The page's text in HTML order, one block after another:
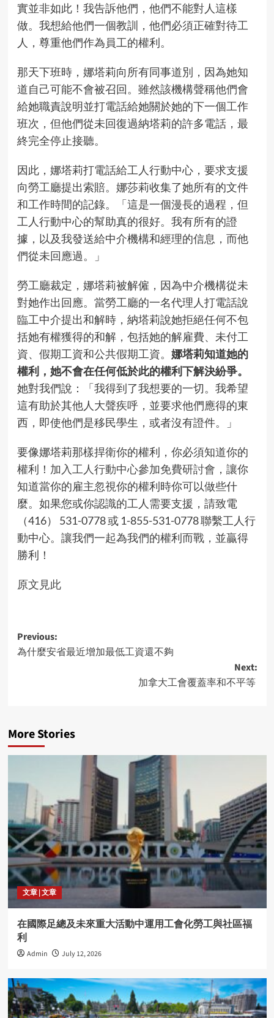
實並非如此！我告訴他們，他們不能對人這樣
做。我想給他們一個教訓，他們必須正確對待工
人，尊重他們作為員工的權利。
那天下班時，娜塔莉向所有同事道別，因為她知
道自己可能不會被召回。雖然該機構聲稱他們會
給她職責說明並打電話給她關於她的下一個工作
班次，但他們從未回復過納塔莉的許多電話，最
終完全停止接聽。
因此，娜塔莉打電話給工人行動中心，要求支援
向勞工廳提出索賠。娜莎莉收集了她所有的文件
和工作時間的記錄。「這是一個漫長的過程，但
工人行動中心的幫助真的很好。我有所有的證
據，以及我發送給中介機構和經理的信息，而他
們從未回應過。」
勞工廳裁定，娜塔莉被解僱，因為中介機構從未
對她作出回應。當勞工廳的一名代理人打電話說
臨工中介提出和解時，納塔莉說她拒絕任何不包
括她有權獲得的和解，包括她的解雇費、未付工
資、假期工資和公共假期工資。 娜塔莉知道她的
權利，她不會在任何低於此的權利下解決紛爭。
她對我們說：「我得到了我想要的一切。我希望
這有助於其他人大聲疾呼，並要求他們應得的東
西，即使他們是移民學生，或者沒有證件。」
要像娜塔莉那樣捍衛你的權利，你必須知道你的
權利！ 加入工人行動中心參加免費研討會 ，讓你
知道當你的雇主忽視你的權利時你可以做些什
麼。如果您或你認識的工人需要支援，請致電
（416） 531-0778 或 1-855-531-0778 聯繫工人行
動中心。讓我們一起為我們的權利而戰，並贏得
勝利！
原文見此
Post
navigation
Previous:
為什麼安省最近增加最低工資還不夠
Next:
加拿大工會覆蓋率和不平等
More Stories
文章 | 文章
在國際足總及未來重大活動中運用工會化勞工與社區福
利
Admin July 12, 2026